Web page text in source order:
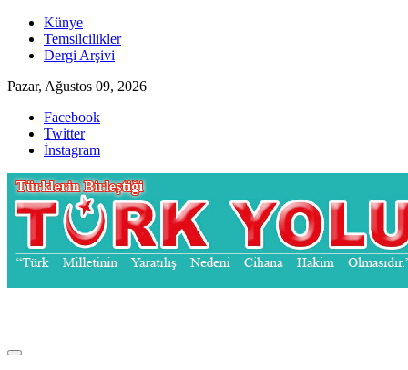
Skip
content
Künye
Temsilcilikler
Dergi Arşivi
Pazar, Ağustos 09, 2026
Facebook
Twitter
İnstagram